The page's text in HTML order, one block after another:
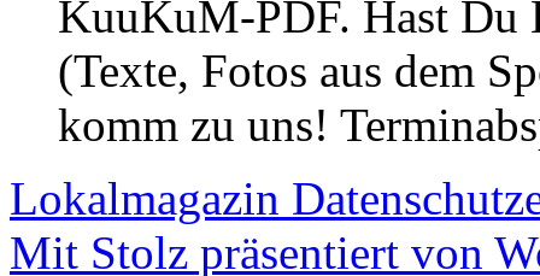
KuuKuM-PDF. Hast Du
(Texte, Fotos aus dem
komm zu uns!
Lokalmagazin
Mit Stolz präsentiert von